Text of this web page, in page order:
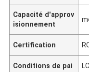
Capacité d'approv
isionnement
Certification
Conditions de pai